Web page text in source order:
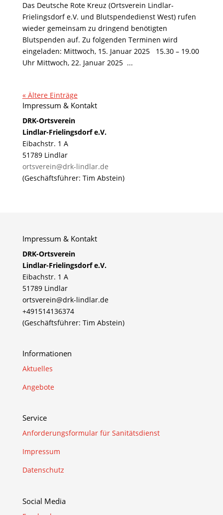
Das Deutsche Rote Kreuz (Ortsverein Lindlar-
Frielingsdorf e.V. und Blutspendedienst West) rufen
wieder gemeinsam zu dringend benötigten
Blutspenden auf. Zu folgenden Terminen wird
eingeladen: Mittwoch, 15. Januar 2025 15.30 – 19.00
Uhr Mittwoch, 22. Januar 2025 ...
« Ältere Einträge
Impressum & Kontakt
DRK-Ortsverein
Lindlar-Frielingsdorf e.V.
Eibachstr. 1 A
51789 Lindlar
ortsverein@drk-lindlar.de
(Geschäftsführer: Tim Abstein)
Impressum & Kontakt
DRK-Ortsverein
Lindlar-Frielingsdorf e.V.
Eibachstr. 1 A
51789 Lindlar
ortsverein@drk-lindlar.de
+491514136374
(Geschäftsführer: Tim Abstein)
Informationen
Aktuelles
Angebote
Service
Anforderungsformular für Sanitätsdienst
Impressum
Datenschutz
Social Media